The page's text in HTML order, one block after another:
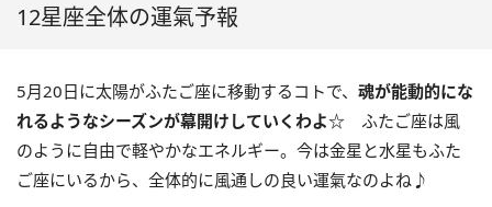
12星座全体の運氣予報
5月20日に太陽がふたご座に移動するコトで、 魂が能動的にな
れるようなシーズンが幕開けしていくわよ☆ ふたご座は風
のように自由で軽やかなエネルギー。今は金星と水星もふた
ご座にいるから、全体的に風通しの良い運氣なのよね♪